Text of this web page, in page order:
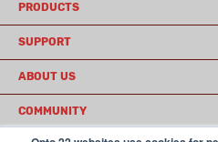
PRODUCTS
SUPPORT
ABOUT US
COMMUNITY